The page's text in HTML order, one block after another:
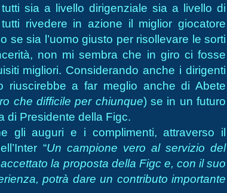
sia a livello dirigenziale sia a livello di
rivedere in azione il miglior giocatore
se sia l’uomo giusto per risollevare le sorti
non mi sembra che in giro ci fosse
migliori. Considerando anche i dirigenti
riuscirebbe a far meglio anche di Abete
che difficile per chiunque) se in un futuro
di Presidente della Figc.
gli auguri e i complimenti, attraverso il
“Un campione vero al servizio del
la proposta della Figc e, con il suo
potrà dare un contributo importante